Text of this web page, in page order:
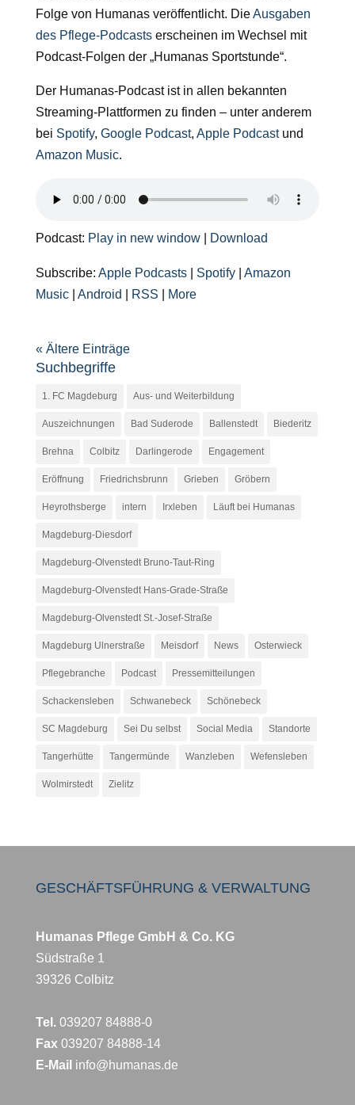
Folge von Humanas veröffentlicht. DieAusgaben
des Pflege-Podcastserscheinen im Wechsel mit
Podcast-Folgen der „Humanas Sportstunde“.
Der Humanas-Podcast ist in allen bekannten
Streaming-Plattformen zu finden – unter anderem
bei Spotify, Google Podcast, Apple Podcastund
Amazon Music.
Podcast: Play in new window| Download
Subscribe: Apple Podcasts| Spotify| Amazon
Music| Android RSS More
« Ältere Einträge
Suchbegriffe
1. FC Magdeburg Aus- und Weiterbildung
Auszeichnungen Bad Suderode Ballenstedt Biederitz
Brehna Colbitz Darlingerode Engagement
Eröffnung Friedrichsbrunn Grieben Gröbern
Heyrothsberge intern Irxleben Läuft bei Humanas
Magdeburg-Diesdorf
Magdeburg-Olvenstedt Bruno-Taut-Ring
Magdeburg-Olvenstedt Hans-Grade-Straße
Magdeburg-Olvenstedt St.-Josef-Straße
Magdeburg Ulnerstraße Meisdorf News Osterwieck
Pflegebranche Podcast Pressemitteilungen
Schackensleben Schwanebeck Schönebeck
SC Magdeburg Sei Du selbst Social Media Standorte
Tangerhütte Tangermünde Wanzleben Wefensleben
Wolmirstedt Zielitz
GESCHÄFTSFÜHRUNG & VERWALTUNG
Humanas Pflege GmbH & Co. KG
Südstraße 1
39326 Colbitz
Tel.039207 84888-0
Fax039207 84888-14
E-Mail info@humanas.de